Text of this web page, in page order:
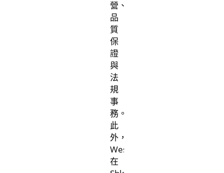
營、
品
質
保
證
與
法
規
事
務。
此
外，
West
在